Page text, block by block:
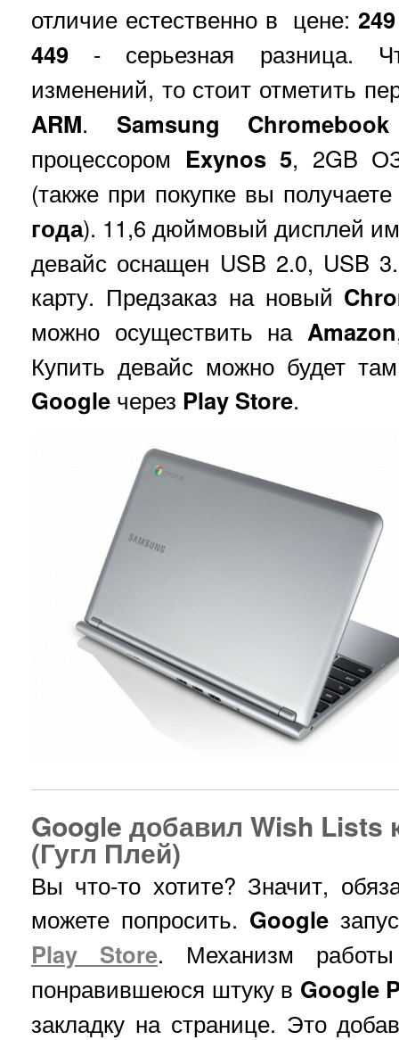
отличие естественно в цене: 249
449 - серьезная разница.
изменений, то стоит отметить
ARM. Samsung Chromebook
процессором Exynos 5, 2GB
(также при покупке вы
года). 11,6 дюймовый дисплей
девайс оснащен USB 2.0, USB
карту. Предзаказ на новый
можно осуществить на Amazon
Купить девайс можно будет
Google через Play Store.
Google добавил Wish Lists
(Гугл Плей)
Вы что-то хотите? Значит,
можете попросить. Google
Play Store. Механизм
понравившеюся штуку в Google
закладку на странице. Это